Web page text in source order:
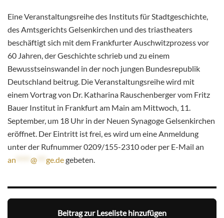
Eine Veranstaltungsreihe des Instituts für Stadtgeschichte,
des Amtsgerichts Gelsenkirchen und des triastheaters
beschäftigt sich mit dem Frankfurter Auschwitzprozess vor
60 Jahren, der Geschichteschrieb und zu einem
Bewusstseinswandel in der noch jungen Bundesrepublik
Deutschland beitrug. Die Veranstaltungsreihe wird mit
einem Vortrag von Dr. Katharina Rauschenberger vom Fritz
Bauer Institut in Frankfurt am Main am Mittwoch, 11.
September, um 18 Uhr in der Neuen Synagoge Gelsenkirchen
eröffnet. Der Eintritt ist frei, es wird um eine Anmeldung
unter der Rufnummer 0209/155-2310 oder per E-Mail an
an
@ ge.degebeten.
Beitrag zur Leseliste hinzufügen